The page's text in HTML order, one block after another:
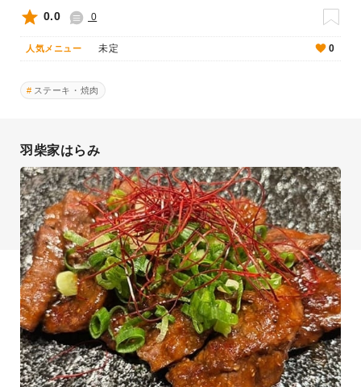
0.0 0
人気メニュー 未定 0
ステーキ・焼肉
羽柴家はらみ